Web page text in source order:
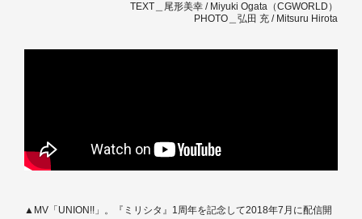
TEXT＿尾形美幸 / Miyuki Ogata（CGWORLD）
PHOTO＿弘田 充 / Mitsuru Hirota
▲MV「UNION!!」。『ミリシタ』1周年を記念して2018年7月に配信開